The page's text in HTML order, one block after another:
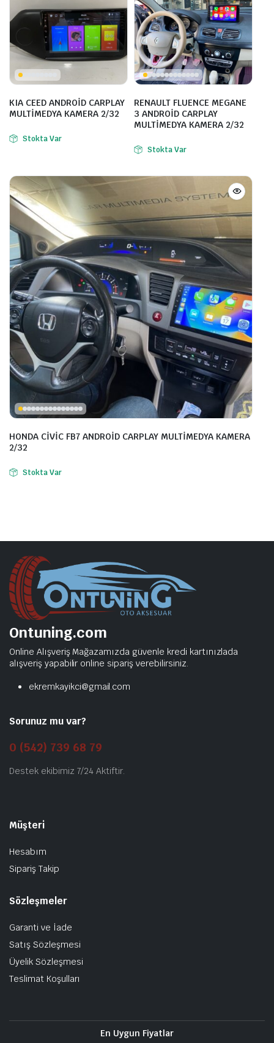
KIA CEED ANDROİD CARPLAY
MULTİMEDYA KAMERA 2/32
Stokta Var
RENAULT FLUENCE MEGANE
3 ANDROİD CARPLAY
MULTİMEDYA KAMERA 2/32
Stokta Var
HONDA CİVİC FB7 ANDROİD CARPLAY MULTİMEDYA KAMERA
2/32
Stokta Var
Ontuning.com
Online Alışveriş Mağazamızda güvenle kredi kartınızlada
alışveriş yapabilir online sipariş verebilirsiniz.
ekremkayikci@gmail.com
Sorunuz mu var?
0 (542) 739 68 79
Destek ekibimiz 7/24 Aktiftir.
Müşteri
Hesabım
Sipariş Takip
Sözleşmeler
Garanti ve İade
Satış Sözleşmesi
Üyelik Sözleşmesi
Teslimat Koşulları
En Uygun Fiyatlar